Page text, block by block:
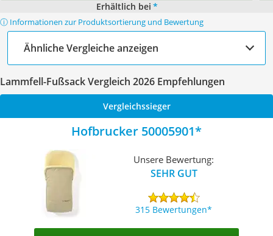
Erhältlich bei *
ⓘ Informationen zur Produktsortierung und Bewertung
Ähnliche Vergleiche anzeigen
Lammfell-Fußsack Vergleich 2026 Empfehlungen
Vergleichssieger
Hofbrucker 50005901
Unsere Bewertung:
SEHR GUT
315 Bewertungen